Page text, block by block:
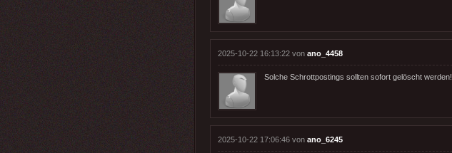
2025-10-22 16:13:22 von ano_4458
Solche Schrottpostings sollten sofort gelöscht werden!
2025-10-22 17:06:46 von ano_6245